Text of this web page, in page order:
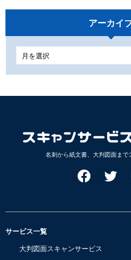
アーカイ
ー
名刺から紙文書、大判図面まで
サービス一覧
大判図面スキャンサービス